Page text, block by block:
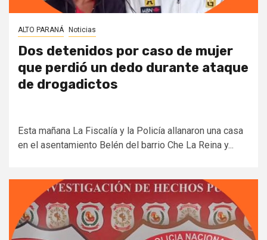
ALTO PARANÁ Noticias
Dos detenidos por caso de mujer
que perdió un dedo durante ataque
de drogadictos
Esta mañana La Fiscalía y la Policía allanaron una casa
en el asentamiento Belén del barrio Che La Reina y...